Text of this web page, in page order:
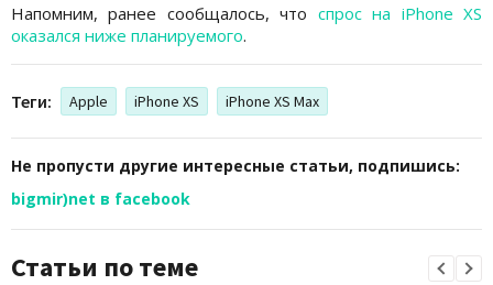
Напомним, ранее сообщалось, что спрос на iPhone XS
оказался ниже планируемого.
Теги: Apple iPhone XS iPhone XS Max
Не пропусти другие интересные статьи, подпишись:
bigmir)net в facebook
Статьи по теме